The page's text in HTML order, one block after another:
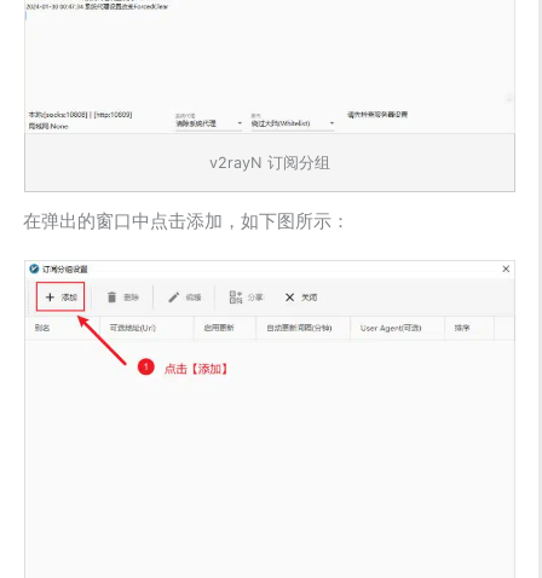
v2rayN 订阅分组
在弹出的窗口中点击添加，如下图所示：